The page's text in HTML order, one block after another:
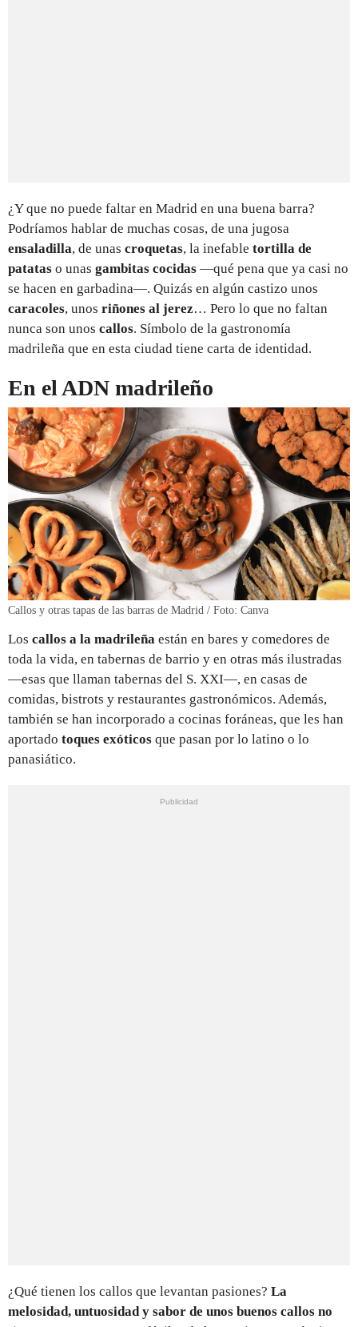
¿Y que no puede faltar en Madrid en una buena barra?
Podríamos hablar de muchas cosas, de una jugosa
ensaladilla, de unas croquetas, la inefable tortilla de
patatas o unas gambitas cocidas —qué pena que ya casi no
se hacen en garbadina—. Quizás en algún castizo unos
caracoles, unos riñones al jerez… Pero lo que no faltan
nunca son unos callos. Símbolo de la gastronomía
madrileña que en esta ciudad tiene carta de identidad.
En el ADN madrileño
Callos y otras tapas de las barras de Madrid / Foto: Canva
Los callos a la madrileña están en bares y comedores de
toda la vida, en tabernas de barrio y en otras más ilustradas
—esas que llaman tabernas del S. XXI—, en casas de
comidas, bistrots y restaurantes gastronómicos. Además,
también se han incorporado a cocinas foráneas, que les han
aportado toques exóticos que pasan por lo latino o lo
panasiático.
¿Qué tienen los callos que levantan pasiones? La
melosidad, untuosidad y sabor de unos buenos callos no